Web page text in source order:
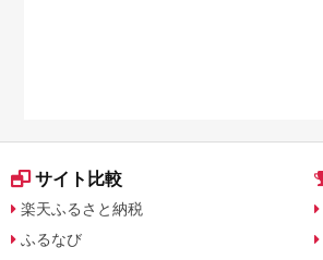
サイト比較
楽天ふるさと納税
ふるなび